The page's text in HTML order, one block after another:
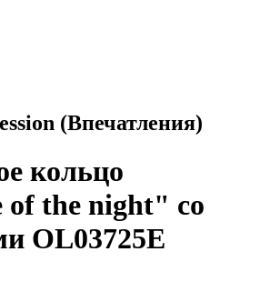
(Впечатления)
кольцо
of the night" со
OL03725E